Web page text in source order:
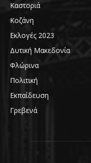
Καστοριά
Κοζάνη
Εκλογές 2023
Δυτική Μακεδονία
Φλώρινα
Πολιτική
Εκπαίδευση
Γρεβενά